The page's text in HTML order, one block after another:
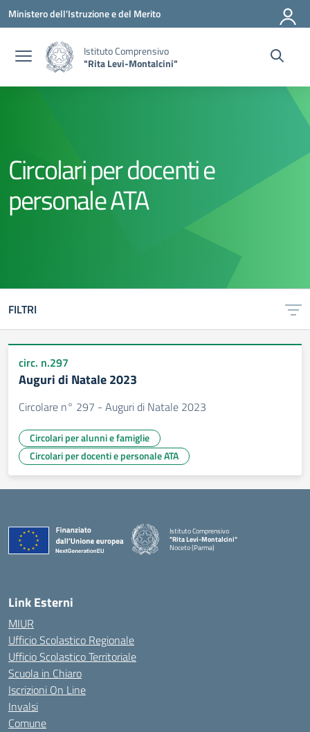
Vai ai contenuti
Vai al menu di navigazione
Vai al footer
Ministero dell'Istruzione e del Merito
Istituto Comprensivo
"Rita Levi-Montalcini"
Circolari per docenti e
personale ATA
FILTRI
circ. n.297
Auguri di Natale 2023
Circolare n° 297 - Auguri di Natale 2023
Circolari per alunni e famiglie
Circolari per docenti e personale ATA
Istituto Comprensivo
"Rita Levi-Montalcini"
Noceto (Parma)
Link Esterni
MIUR
Ufficio Scolastico Regionale
Ufficio Scolastico Territoriale
Scuola in Chiaro
Iscrizioni On Line
Invalsi
Comune